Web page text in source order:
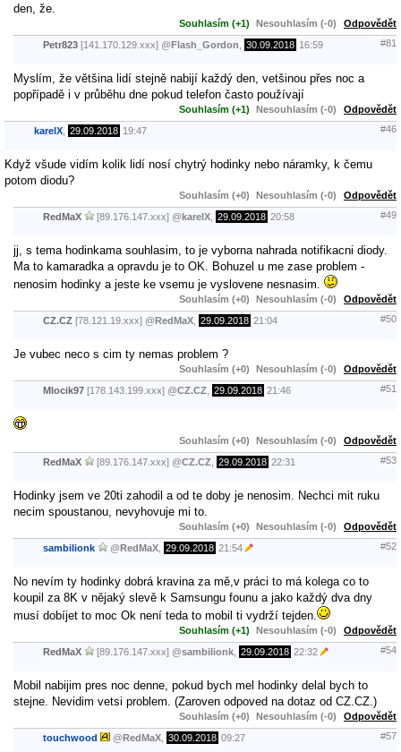
den, že.
Souhlasím (+1) Nesouhlasím (-0) Odpovědět
Petr823 [141.170.129.xxx] @Flash_Gordon 30.09.2018 16:59 #81
Myslím, že většina lidí stejně nabijí každý den, vetšinou přes noc a
popřípadě i v průběhu dne pokud telefon často používají
Souhlasím (+1) Nesouhlasím (-0) Odpovědět
karelX 29.09.2018 19:47 #46
Když všude vidím kolik lidí nosí chytrý hodinky nebo náramky, k čemu
potom diodu?
Souhlasím (+0) Nesouhlasím (-0) Odpovědět
RedMaX [89.176.147.xxx] @karelX 29.09.2018 20:58 #49
jj, s tema hodinkama souhlasim, to je vyborna nahrada notifikacni diody.
Ma to kamaradka a opravdu je to OK. Bohuzel u me zase problem -
nenosim hodinky a jeste ke vsemu je vyslovene nesnasim.
Souhlasím (+0) Nesouhlasím (-0) Odpovědět
CZ.CZ [78.121.19.xxx] @RedMaX 29.09.2018 21:04 #50
Je vubec neco s cim ty nemas problem ?
Souhlasím (+0) Nesouhlasím (-0) Odpovědět
Mlocik97 [178.143.199.xxx] @CZ.CZ 29.09.2018 21:46 #51
Souhlasím (+0) Nesouhlasím (-0) Odpovědět
RedMaX [89.176.147.xxx] @CZ.CZ 29.09.2018 22:31 #53
Hodinky jsem ve 20ti zahodil a od te doby je nenosim. Nechci mit ruku
necim spoustanou, nevyhovuje mi to.
Souhlasím (+0) Nesouhlasím (-0) Odpovědět
sambilionk @RedMaX 29.09.2018 21:54 #52
No nevím ty hodinky dobrá kravina za mě,v práci to má kolega co to
koupil za 8K v nějaký slevě k Samsungu founu a jako každý dva dny
musí dobíjet to moc Ok není teda to mobil ti vydrží tejden.
Souhlasím (+1) Nesouhlasím (-0) Odpovědět
RedMaX [89.176.147.xxx] @sambilionk 29.09.2018 22:32 #54
Mobil nabijim pres noc denne, pokud bych mel hodinky delal bych to
stejne. Nevidim vetsi problem. (Zaroven odpoved na dotaz od CZ.CZ.)
Souhlasím (+0) Nesouhlasím (-0) Odpovědět
touchwood @RedMaX 30.09.2018 09:27 #57